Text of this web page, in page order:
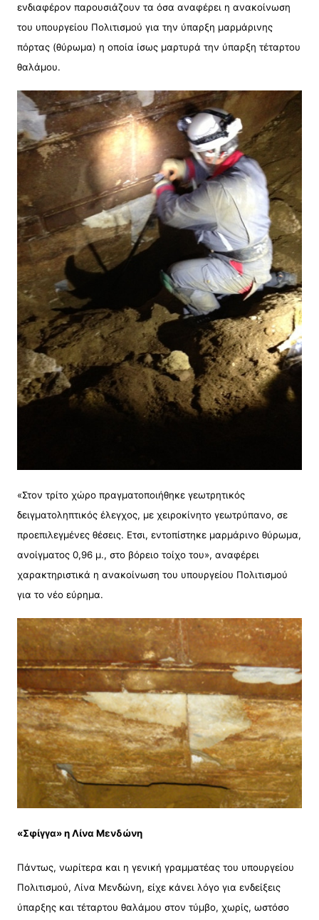
ενδιαφέρον παρουσιάζουν τα όσα αναφέρει η ανακοίνωση
του υπουργείου Πολιτισμού για την ύπαρξη μαρμάρινης
πόρτας (θύρωμα) η οποία ίσως μαρτυρά την ύπαρξη τέταρτου
θαλάμου.
«Στον τρίτο χώρο πραγματοποιήθηκε γεωτρητικός
δειγματοληπτικός έλεγχος, με χειροκίνητο γεωτρύπανο, σε
προεπιλεγμένες θέσεις. Ετσι, εντοπίστηκε μαρμάρινο θύρωμα,
ανοίγματος 0,96 μ., στο βόρειο τοίχο του», αναφέρει
χαρακτηριστικά η ανακοίνωση του υπουργείου Πολιτισμού
για το νέο εύρημα.
«Σφίγγα» η Λίνα Μενδώνη
Πάντως, νωρίτερα και η γενική γραμματέας του υπουργείου
Πολιτισμού, Λίνα Μενδώνη, είχε κάνει λόγο για ενδείξεις
ύπαρξης και τέταρτου θαλάμου στον τύμβο, χωρίς, ωστόσο